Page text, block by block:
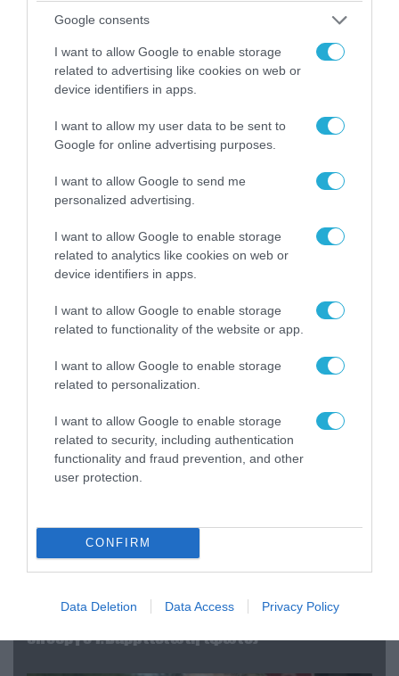
Google consents
I want to allow Google to enable storage
related to advertising like cookies on web or
device identifiers in apps.
I want to allow my user data to be sent to
Google for online advertising purposes.
I want to allow Google to send me
personalized advertising.
I want to allow Google to enable storage
related to analytics like cookies on web or
device identifiers in apps.
I want to allow Google to enable storage
related to functionality of the website or app.
I want to allow Google to enable storage
related to personalization.
I want to allow Google to enable storage
related to security, including authentication
functionality and fraud prevention, and other
user protection.
CONFIRM
Data Deletion Data Access Privacy Policy
αντικείμενα από κοινόχρηστους χώρους
06.08.2026 | 09:03
«Οι εντελώς αθώοι»: Η ανάρτηση του Αρκά για
τα ζώα που χάθηκαν στις πυρκαγιές της
Αττικής (φωτο)
Αυτή την ώρα το τελευταίο «αντίο» στον πρώην
υπουργό Ι.Βαρβιτσιώτη (φωτο)